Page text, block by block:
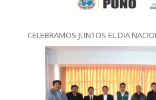
CELEBRAMOS JUNTOS EL DIA